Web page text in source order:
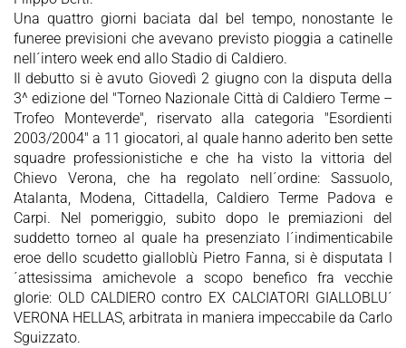
Una quattro giorni baciata dal bel tempo, nonostante le
funeree previsioni che avevano previsto pioggia a catinelle
nell´intero week end allo Stadio di Caldiero.
Il debutto si è avuto Giovedì 2 giugno con la disputa della
3^ edizione del "Torneo Nazionale Città di Caldiero Terme –
Trofeo Monteverde", riservato alla categoria "Esordienti
2003/2004" a 11 giocatori, al quale hanno aderito ben sette
squadre professionistiche e che ha visto la vittoria del
Chievo Verona, che ha regolato nell´ordine: Sassuolo,
Atalanta, Modena, Cittadella, Caldiero Terme Padova e
Carpi. Nel pomeriggio, subito dopo le premiazioni del
suddetto torneo al quale ha presenziato l´indimenticabile
eroe dello scudetto gialloblù Pietro Fanna, si è disputata l
´attesissima amichevole a scopo benefico fra vecchie
glorie: OLD CALDIERO contro EX CALCIATORI GIALLOBLU´
VERONA HELLAS, arbitrata in maniera impeccabile da Carlo
Sguizzato.